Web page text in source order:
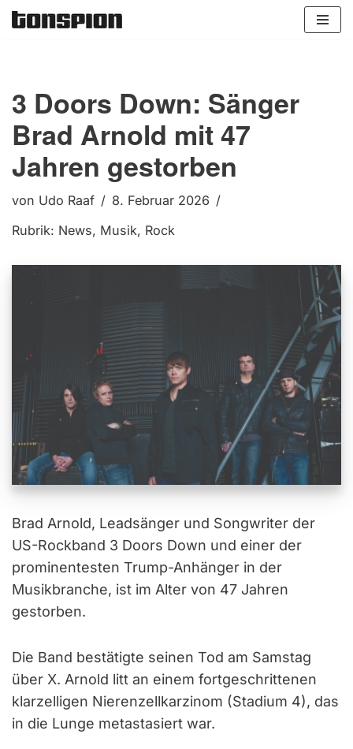
3 Doors Down: Sänger
Brad Arnold mit 47
Jahren gestorben
von Udo Raaf
8. Februar 2026
Rubrik: News, Musik, Rock
Brad Arnold, Leadsänger und Songwriter der
US-Rockband 3 Doors Down und einer der
prominentesten Trump-Anhänger in der
Musikbranche, ist im Alter von 47 Jahren
gestorben.
Die Band bestätigte seinen Tod am Samstag
über X. Arnold litt an einem fortgeschrittenen
klarzelligen Nierenzellkarzinom (Stadium 4), das
in die Lunge metastasiert war.